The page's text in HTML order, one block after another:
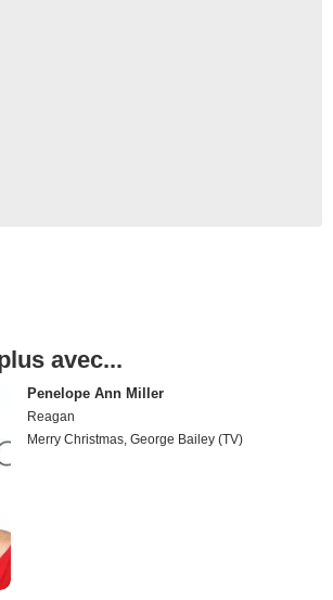
avec...
Penelope Ann Miller
Reagan
Merry Christmas, George Bailey (TV)